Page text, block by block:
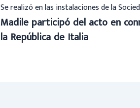
Se realizó en las instalaciones de la
Madile participó del acto en
la República de Italia